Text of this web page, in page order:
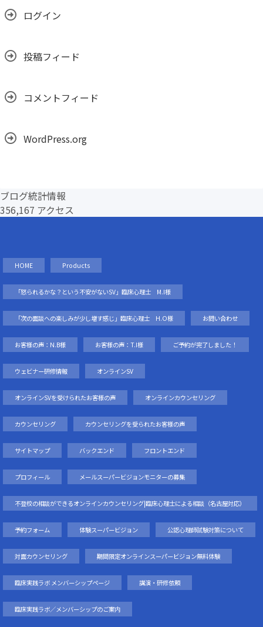
ログイン
投稿フィード
コメントフィード
WordPress.org
ブログ統計情報
356,167 アクセス
HOME Products
「怒られるかな？という不安がないSV」臨床心理士 M.I様
「次の面談への楽しみが少し増す感じ」臨床心理士 H.O様 お問い合わせ
お客様の声：N.B様 お客様の声：T.I様 ご予約が完了しました！
ウェビナー研修情報 オンラインSV
オンラインSVを受けられたお客様の声 オンラインカウンセリング
カウンセリング カウンセリングを受られたお客様の声
サイトマップ バックエンド フロントエンド
プロフィール メールスーパービジョンモニターの募集
不登校の相談ができるオンラインカウンセリング|臨床心理士による相談（名古屋対応）
予約フォーム 体験スーパービジョン 公認心理師試験対策について
対面カウンセリング 期間限定オンラインスーパービジョン無料体験
臨床実践ラボ メンバーシップページ 講演・研修依頼
臨床実践ラボ／メンバーシップのご案内